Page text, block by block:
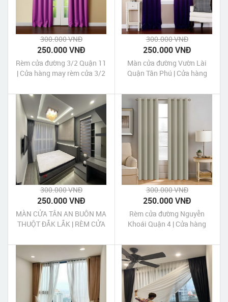
300.000 VNĐ
250.000 VNĐ
Rèm cửa đường 3/2 Quận 11
| Cửa hàng may rèm cửa 3/2
300.000 VNĐ
250.000 VNĐ
Màn cửa đường Vườn Lài
Quận Tân Phú | Cửa hàng
Lài Quận Tân Phú Tp HCM
300.000 VNĐ
250.000 VNĐ
MÀN CỬA TÂN AN BUÔN MA
THUỘT ĐẮK LẮK | RÈM CỬA
ĐẮK LẮK
300.000 VNĐ
250.000 VNĐ
Rèm cửa đường Nguyễn
Khoái Quận 4 | Cửa hàng
Quận 4 Tp HCM